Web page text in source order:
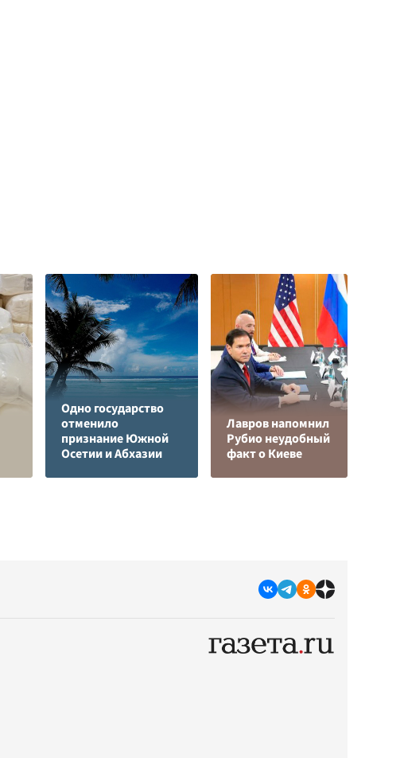
Одно государство
отменило
признание Южной
Осетии и Абхазии
Лавров напомнил
Рубио неудобный
факт о Киеве